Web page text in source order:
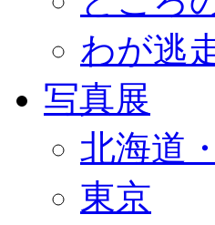
わが逃
写真展
北海道
東京